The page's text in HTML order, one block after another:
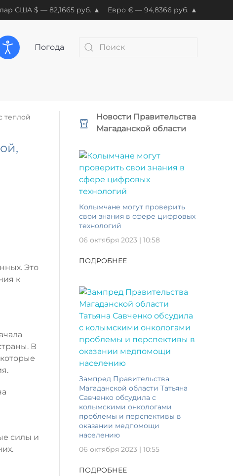
США $ — 82,1665 руб. ▲ Евро € — 94,8366 руб. ▲
Погода
теплой
Это
к
В
силы и
Новости Правительства
Магаданской области
Колымчане могут проверить
свои знания в сфере цифровых
технологий
06 октября 2023 | 10:58
ПОДРОБНЕЕ
Зампред Правительства
Магаданской области Татьяна
Савченко обсудила с
колымскими онкологами
проблемы и перспективы в
оказании медпомощи
населению
06 октября 2023 | 10:55
ПОДРОБНЕЕ